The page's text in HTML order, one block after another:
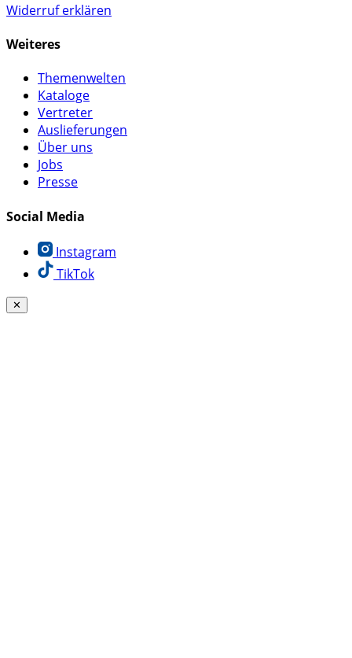
Widerruf erklären
Weiteres
Themenwelten
Kataloge
Vertreter
Auslieferungen
Über uns
Jobs
Presse
Social Media
Instagram
TikTok
✕